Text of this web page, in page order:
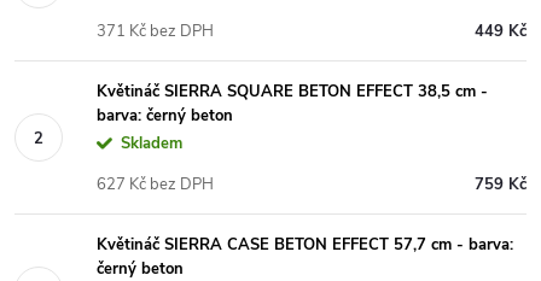
449 Kč
371 Kč bez DPH
Květináč SIERRA SQUARE BETON EFFECT 38,5 cm -
barva: černý beton
Skladem
759 Kč
627 Kč bez DPH
Květináč SIERRA CASE BETON EFFECT 57,7 cm - barva:
černý beton